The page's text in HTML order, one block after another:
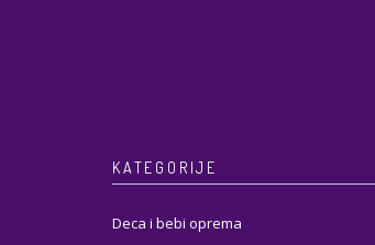
KATEGORIJE
Deca i bebi oprema